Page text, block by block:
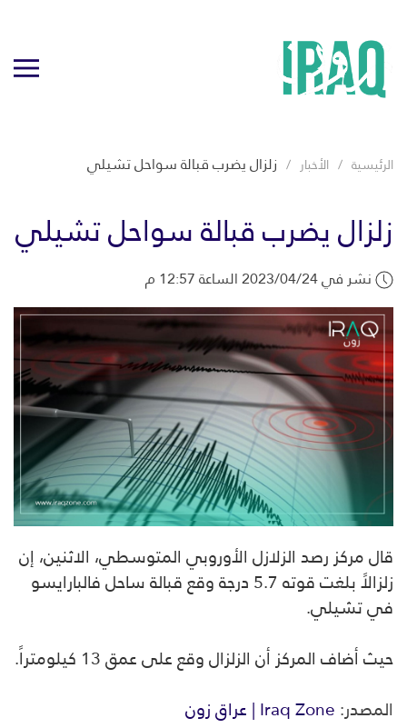
الرئيسية الأخبار زلزال يضرب قبالة سواحل تشيلي
زلزال يضرب قبالة سواحل تشيلي
نشر في 2023/04/24 الساعة 12:57 م
قال مركز رصد الزلازل الأوروبي المتوسطي، الاثنين، إن
زلزالاً بلغت قوته 5.7 درجة وقع قبالة ساحل فالبارايسو
في تشيلي.
حيث أضاف المركز أن الزلزال وقع على عمق 13 كيلومتراً.
المصدر:Iraq Zone | عراق زون